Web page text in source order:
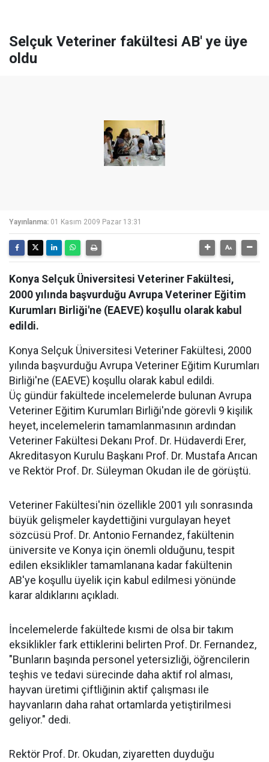
Selçuk Veteriner fakültesi AB' ye üye
oldu
Yayınlanma: 01 Kasım 2009 Pazar 13:31
Konya Selçuk Üniversitesi Veteriner Fakültesi,
2000 yılında başvurduğu Avrupa Veteriner Eğitim
Kurumları Birliği'ne (EAEVE) koşullu olarak kabul
edildi.
Konya Selçuk Üniversitesi Veteriner Fakültesi, 2000
yılında başvurduğu Avrupa Veteriner Eğitim Kurumları
Birliği'ne (EAEVE) koşullu olarak kabul edildi.
Üç gündür fakültede incelemelerde bulunan Avrupa
Veteriner Eğitim Kurumları Birliği'nde görevli 9 kişilik
heyet, incelemelerin tamamlanmasının ardından
Veteriner Fakültesi Dekanı Prof. Dr. Hüdaverdi Erer,
Akreditasyon Kurulu Başkanı Prof. Dr. Mustafa Arıcan
ve Rektör Prof. Dr. Süleyman Okudan ile de görüştü.
Veteriner Fakültesi'nin özellikle 2001 yılı sonrasında
büyük gelişmeler kaydettiğini vurgulayan heyet
sözcüsü Prof. Dr. Antonio Fernandez, fakültenin
üniversite ve Konya için önemli olduğunu, tespit
edilen eksiklikler tamamlanana kadar fakültenin
AB'ye koşullu üyelik için kabul edilmesi yönünde
karar aldıklarını açıkladı.
İncelemelerde fakültede kısmi de olsa bir takım
eksiklikler fark ettiklerini belirten Prof. Dr. Fernandez,
"Bunların başında personel yetersizliği, öğrencilerin
teşhis ve tedavi sürecinde daha aktif rol alması,
hayvan üretimi çiftliğinin aktif çalışması ile
hayvanların daha rahat ortamlarda yetiştirilmesi
geliyor." dedi.
Rektör Prof. Dr. Okudan, ziyaretten duyduğu